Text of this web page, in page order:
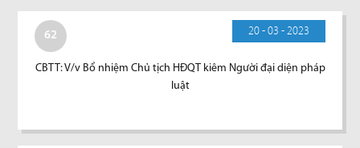
62 20 - 03 - 2023
CBTT: V/v Bổ nhiệm Chủ tịch HĐQT kiêm Người đại diện pháp
luật